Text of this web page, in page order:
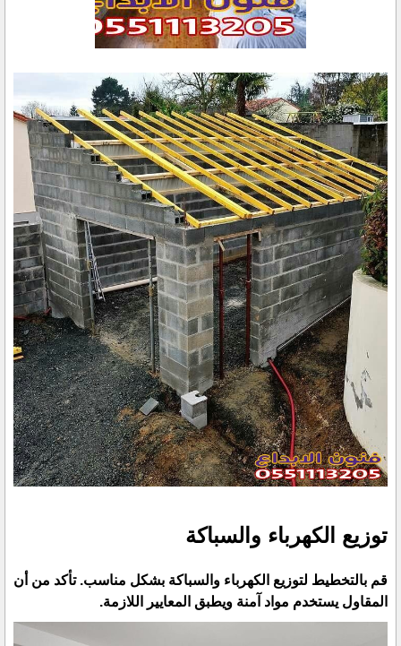
توزيع الكهرباء والسباكة
قم بالتخطيط لتوزيع الكهرباء والسباكة بشكل مناسب. تأكد من أن
المقاول يستخدم مواد آمنة ويطبق المعايير اللازمة.